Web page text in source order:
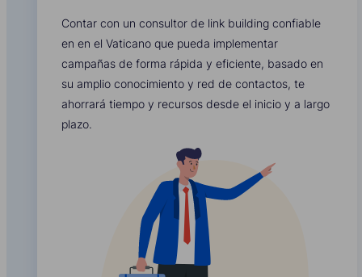
Contar con un consultor de link building confiable
en en el Vaticano que pueda implementar
campañas de forma rápida y eficiente, basado en
su amplio conocimiento y red de contactos, te
ahorrará tiempo y recursos desde el inicio y a largo
plazo.